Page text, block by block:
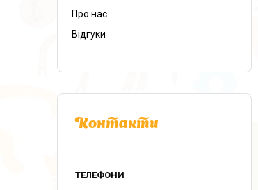
Про нас
Відгуки
Контакти